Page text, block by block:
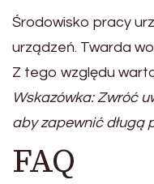
Środowisko pracy
urządzeń. Twarda
Z tego względu
Wskazówka: Zwróć
aby zapewnić długą
FAQ